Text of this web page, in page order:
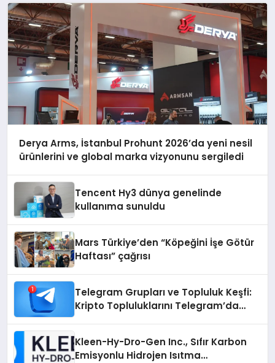
Derya Arms, İstanbul Prohunt 2026’da yeni nesil
ürünlerini ve global marka vizyonunu sergiledi
Tencent Hy3 dünya genelinde
kullanıma sunuldu
Mars Türkiye’den “Köpeğini İşe Götür
Haftası” çağrısı
Telegram Grupları ve Topluluk Keşfi:
Kripto Topluluklarını Telegram’da
Kleen-Hy-Dro-Gen Inc., Sıfır Karbon
Emisyonlu Hidrojen Isıtma